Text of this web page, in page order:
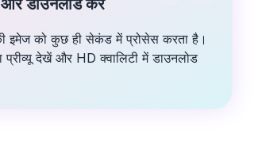
डाउनलोड करें
इमेज को कुछ ही सेकंड में प्रोसेस करता है।
प्रीव्यू देखें और HD क्वालिटी में डाउनलोड